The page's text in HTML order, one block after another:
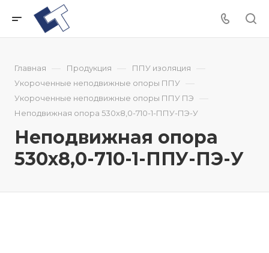
Главная — Продукция — ППУ изоляция —
Укороченные неподвижные опоры ППУ —
Укороченные неподвижные опоры ППУ ПЭ —
Неподвижная опора 530x8,0-710-1-ППУ-ПЭ-У
Неподвижная опора
530x8,0-710-1-ППУ-ПЭ-У